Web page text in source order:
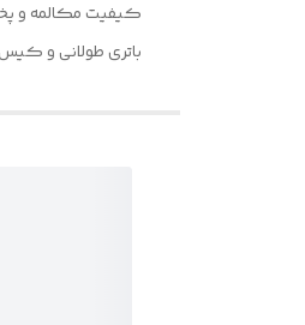
کیفیت مکالمه و
باتری طولانی و